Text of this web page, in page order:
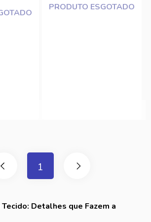
PRODUTO ESGOTADO
1
Detalhes que Fazem a